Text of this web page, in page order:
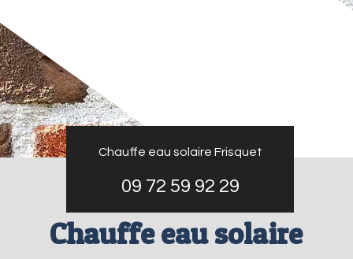
Chauffe eau solaire Frisquet
09 72 59 92 29
Chauffe eau solaire